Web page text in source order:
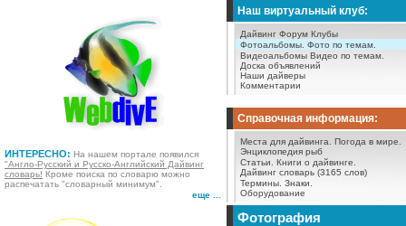
ИНТЕРЕСНО: На нашем портале появился
"Англо-Русский и Русско-Английский Дайвинг
словарь! Кроме поиска по словарю можно
распечатать "словарный минимум".
еще ...
Наш виртуальный клуб:
Дайвинг Форум Клубы
Фотоальбомы. Фото по темам.
Видеоальбомы Видео по темам.
Доска объявлений
Наши дайверы
Комментарии
Справочная информация:
Места для дайвинга.
Погода в мире.
Энциклопедия рыб
Статьи.
Книги о дайвинге.
Дайвинг словарь (3165 слов)
Термины. Знаки.
Оборудование
Фотография